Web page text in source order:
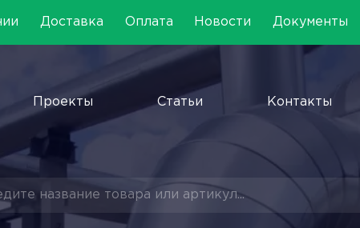
Доставка Оплата Новости Документы
Проекты Статьи Контакты